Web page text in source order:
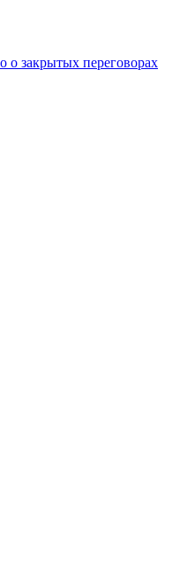
закрытых переговорах